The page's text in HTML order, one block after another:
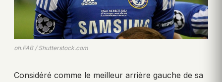
ph.FAB / Shutterstock.com
Considéré comme le meilleur arrière gauche de sa